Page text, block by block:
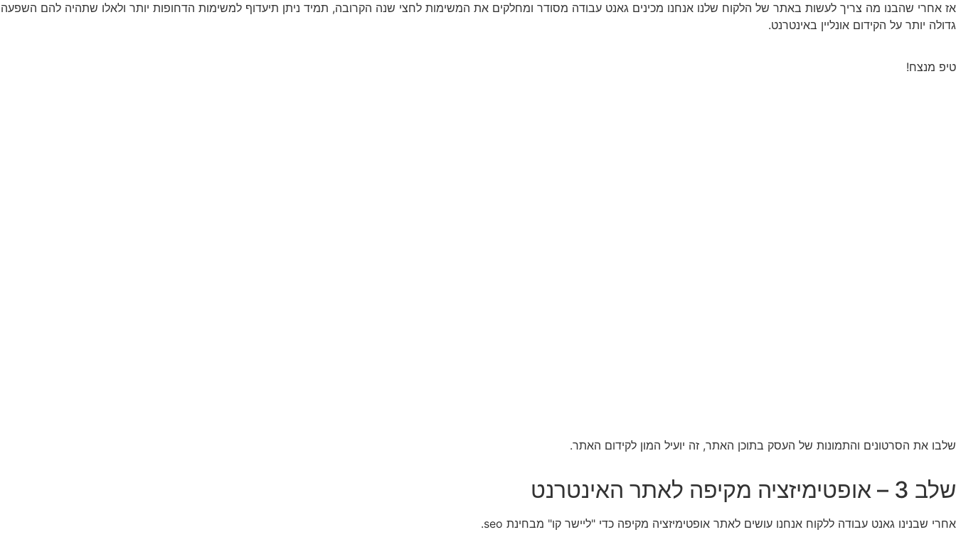
אז אחרי שהבנו מה צריך לעשות באתר של הלקוח שלנו אנחנו מכינים גאנט עבודה מסודר ומחלקים את המשימות לחצי שנה הקרובה, תמיד ניתן תיעדוף למשימות הדחופות יותר ולאלו שתהיה להם השפעה
גדולה יותר על הקידום אונליין באינטרנט.
טיפ מנצח!
שלבו את הסרטונים והתמונות של העסק בתוכן האתר, זה יועיל המון לקידום האתר.
שלב 3 – אופטימיזציה מקיפה לאתר האינטרנט
אחרי שבנינו גאנט עבודה ללקוח אנחנו עושים לאתר אופטימיזציה מקיפה כדי "ליישר קו" מבחינת seo.